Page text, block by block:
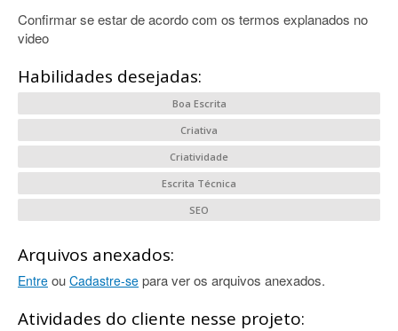
Confirmar se estar de acordo com os termos explanados no
video
Habilidades desejadas:
Boa Escrita
Criativa
Criatividade
Escrita Técnica
SEO
Arquivos anexados:
Entre ou Cadastre-se para ver os arquivos anexados.
Atividades do cliente nesse projeto: